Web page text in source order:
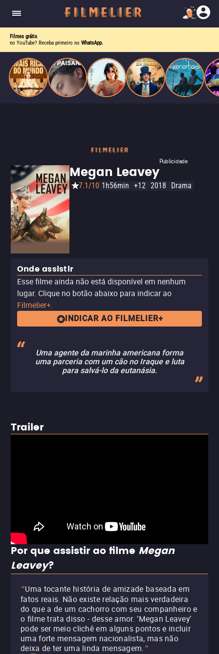
Filmes grátis
no YouTube? Receba primeiro no WhatsApp.
Publicidade
Megan Leavey
7.1/10 1h56min +12 2018 Drama
Onde assistir
Esse filme ainda não está disponível em nenhum
lugar. Clique no botão abaixo para indicar ao
Filmelier+.
INDICAR AO FILMELIER+
Uma agente da marinha americana forma
uma parceria com um cão no Iraque e luta
para salvá-lo da eutanásia.
Trailer
Por que assistir ao filme Megan
Leavey?
"Uma tocante história de amizade baseada em
fatos reais. Não existe relação mais verdadeira
do que a de um cachorro com seu companheiro e
o filme trata disso - desse amor. ‘Megan Leavey’
pode ser meio clichê em alguns pontos e incluir
uma forte mensagem nacionalista, mas não
deixa de ter uma linda mensagem. "
do
Mundo